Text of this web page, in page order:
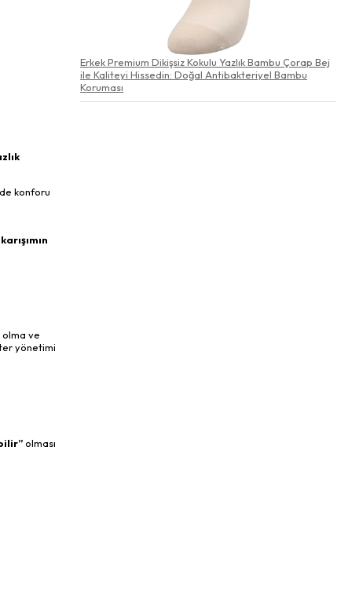
konforu
olma ve
yönetimi
olması
Erkek Premium Dikişsiz Kokulu Yazlık Bambu Çorap Bej
ile Kaliteyi Hissedin: Doğal Antibakteriyel Bambu
Koruması